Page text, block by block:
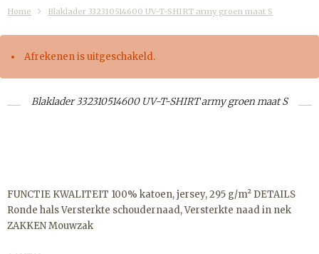
Home Blaklader 332310514600 UV-T-SHIRT army groen maat S
Afrekenen is uitgeschakeld.
Blaklader 332310514600 UV-T-SHIRT army groen maat S
FUNCTIE KWALITEIT 100% katoen, jersey, 295 g/m² DETAILS
Ronde hals Versterkte schoudernaad, Versterkte naad in nek
ZAKKEN Mouwzak